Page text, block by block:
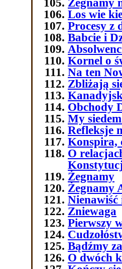
Los wie
Procesy z
Babcie i
Kornel o
Na ten
Zbliżają
Obchody
My
Refleksje
Konspira,
O
Żegnamy
Żegnamy
Nienawiść
Zniewaga
Pierwszy
Bądźmy
O dwóch